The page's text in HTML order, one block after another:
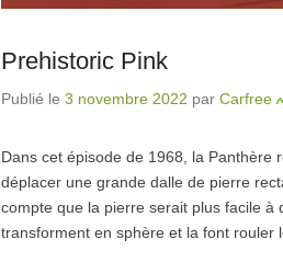
Prehistoric Pink
Publié le 3 novembre 2022 par Carfree
Dans cet épisode de 1968, la Panthère
déplacer une grande dalle de pierre
compte que la pierre serait plus facile à
transforment en sphère et la font rouler